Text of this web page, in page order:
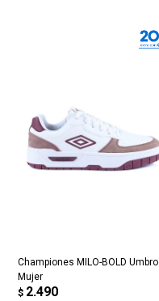
Championes MILO-BOLD Umbro
Mujer
$ 2.490